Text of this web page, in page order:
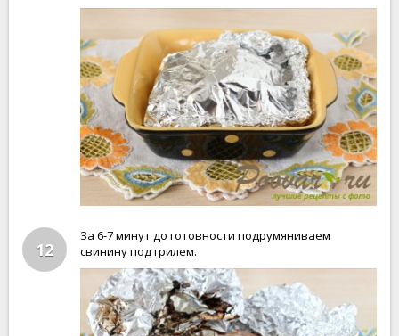
12
За 6-7 минут до готовности подрумяниваем
свинину под грилем.